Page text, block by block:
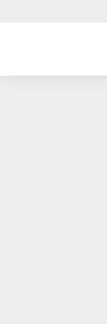
Aksesoris